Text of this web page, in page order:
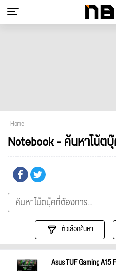
Home
Notebook - ค้นหาโน้ต
ตัวเลือกค้นหา
Asus TUF Gaming